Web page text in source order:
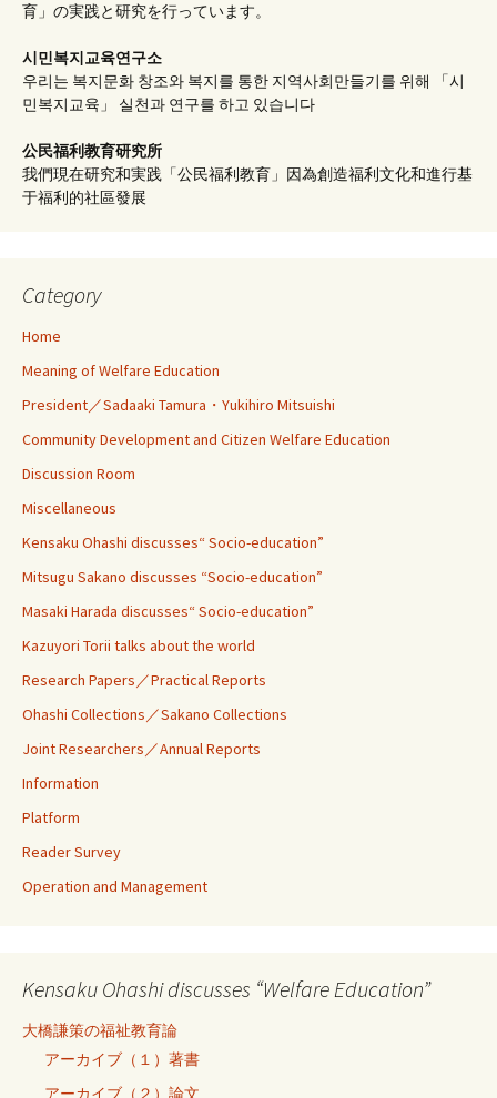
育」の実践と研究を行っています。
시민복지교육연구소
우리는 복지문화 창조와 복지를 통한 지역사회만들기를 위해 「시
민복지교육」 실천과 연구를 하고 있습니다
公民福利教育研究所
我們現在研究和実践「公民福利教育」因為創造福利文化和進行基
于福利的社區發展
Category
Home
Meaning of Welfare Education
President／Sadaaki Tamura・Yukihiro Mitsuishi
Community Development and Citizen Welfare Education
Discussion Room
Miscellaneous
Kensaku Ohashi discusses“ Socio-education”
Mitsugu Sakano discusses “Socio-education”
Masaki Harada discusses“ Socio-education”
Kazuyori Torii talks about the world
Research Papers／Practical Reports
Ohashi Collections／Sakano Collections
Joint Researchers／Annual Reports
Information
Platform
Reader Survey
Operation and Management
Kensaku Ohashi discusses “Welfare Education”
大橋謙策の福祉教育論
アーカイブ（１）著書
アーカイブ（２）論文